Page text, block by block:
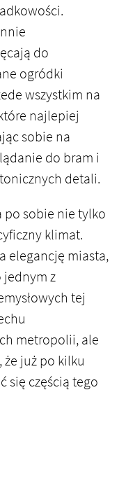
do
ogródki
wszystkim na
najlepiej
sobie na
do bram i
detali.
po sobie nie tylko
klimat.
elegancję miasta,
jednym z
tej
metropolii, ale
już po kilku
się częścią tego